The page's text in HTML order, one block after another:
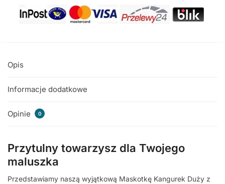
Opis
Informacje dodatkowe
Opinie 0
Przytulny towarzysz dla Twojego
maluszka
Przedstawiamy naszą wyjątkową Maskotkę Kangurek Duży z